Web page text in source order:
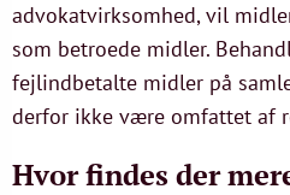
advokatvirksomhed, vil
som betroede midler.
fejlindbetalte midler på
derfor ikke være omfattet af
Hvor findes der